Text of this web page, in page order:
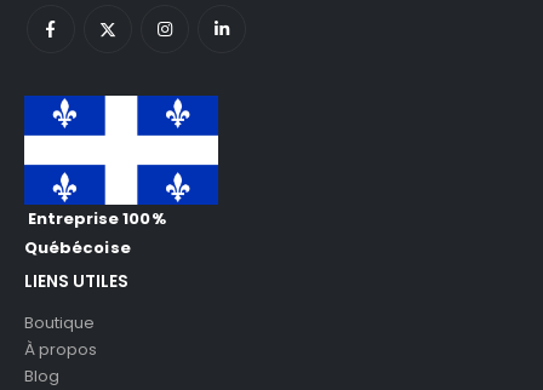
Entreprise 100%
Québécoise
LIENS UTILES
Boutique
À propos
Blog